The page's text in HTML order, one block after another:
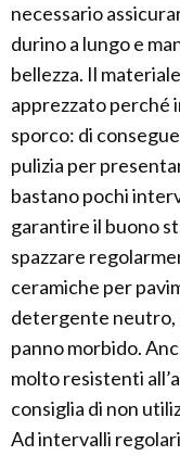
necessario
durino a lungo e
bellezza. Il
apprezzato perché
sporco: di
pulizia per
bastano pochi
garantire il buono
spazzare
ceramiche per
detergente neutro,
panno morbido.
molto resistenti
consiglia di non
Ad intervalli